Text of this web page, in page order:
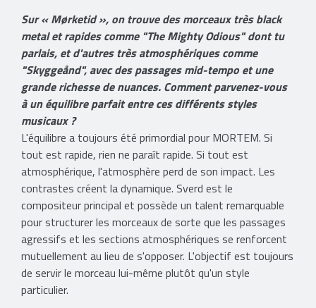
Sur « Mørketid », on trouve des morceaux très black
metal et rapides comme "The Mighty Odious" dont tu
parlais, et d'autres très atmosphériques comme
"Skyggeånd", avec des passages mid-tempo et une
grande richesse de nuances. Comment parvenez-vous
à un équilibre parfait entre ces différents styles
musicaux ?
L'équilibre a toujours été primordial pour MORTEM. Si
tout est rapide, rien ne paraît rapide. Si tout est
atmosphérique, l'atmosphère perd de son impact. Les
contrastes créent la dynamique. Sverd est le
compositeur principal et possède un talent remarquable
pour structurer les morceaux de sorte que les passages
agressifs et les sections atmosphériques se renforcent
mutuellement au lieu de s'opposer. L'objectif est toujours
de servir le morceau lui-même plutôt qu'un style
particulier.